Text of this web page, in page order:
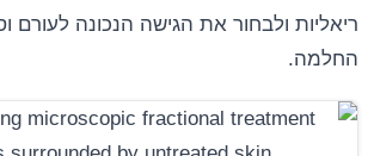
ריאליות ולבחור את הגישה הנכונה לעורם
החלמה.